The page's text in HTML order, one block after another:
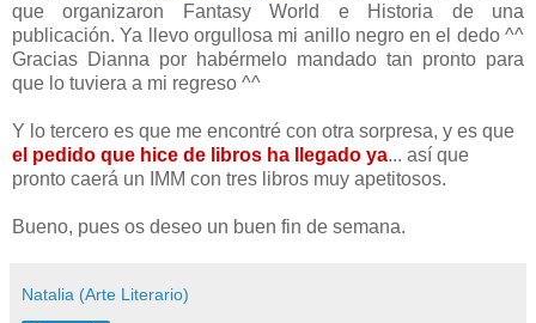
que organizaron Fantasy World e Historia de una
publicación. Ya llevo orgullosa mi anillo negro en el dedo ^^
Gracias Dianna por habérmelo mandado tan pronto para
que lo tuviera a mi regreso ^^
Y lo tercero es que me encontré con otra sorpresa, y es que
el pedido que hice de libros ha llegado ya... así que
pronto caerá un IMM con tres libros muy apetitosos.
Bueno, pues os deseo un buen fin de semana.
Natalia (Arte Literario)